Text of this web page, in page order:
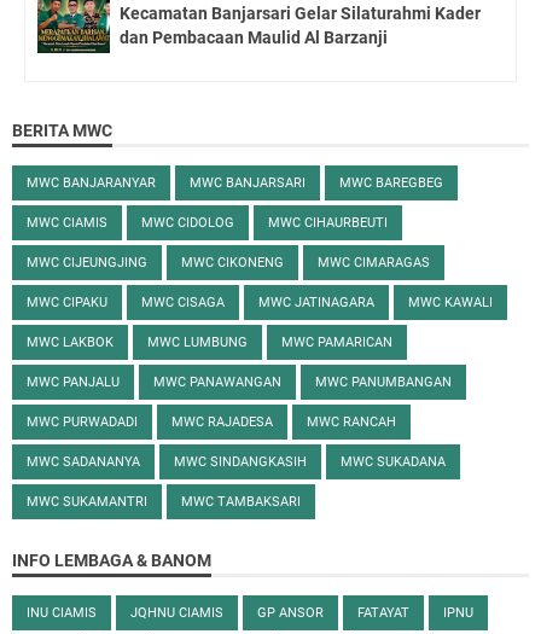
Kecamatan Banjarsari Gelar Silaturahmi Kader
dan Pembacaan Maulid Al Barzanji
BERITA MWC
MWC BANJARANYAR MWC BANJARSARI MWC BAREGBEG
MWC CIAMIS MWC CIDOLOG MWC CIHAURBEUTI
MWC CIJEUNGJING MWC CIKONENG MWC CIMARAGAS
MWC CIPAKU MWC CISAGA MWC JATINAGARA MWC KAWALI
MWC LAKBOK MWC LUMBUNG MWC PAMARICAN
MWC PANJALU MWC PANAWANGAN MWC PANUMBANGAN
MWC PURWADADI MWC RAJADESA MWC RANCAH
MWC SADANANYA MWC SINDANGKASIH MWC SUKADANA
MWC SUKAMANTRI MWC TAMBAKSARI
INFO LEMBAGA & BANOM
INU CIAMIS JQHNU CIAMIS GP ANSOR FATAYAT IPNU